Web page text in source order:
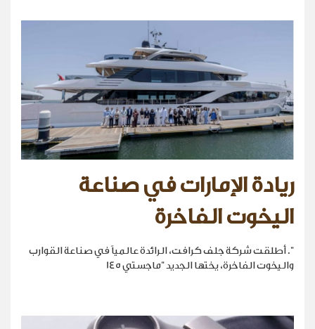
ريادة الإمارات في صناعة
اليخوت الفاخرة
". أطلقت شركة جلف كرافت، الرائدة عالمياً في صناعة القوارب
واليخوت الفاخرة، يختها الجديد "ماجستي 145